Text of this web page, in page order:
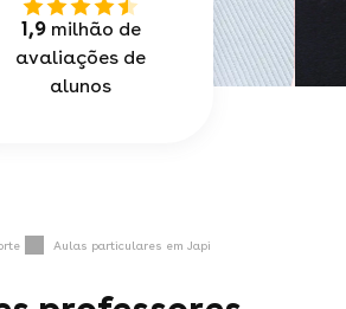
1,9milhão de
avaliações de
alunos
Aulas particulares em Japi